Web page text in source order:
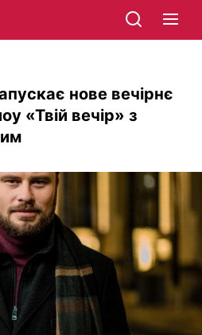
нове вечірнє
«Твій вечір» з